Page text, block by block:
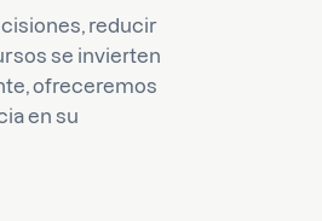
reducir
se invierten
ofreceremos
en su